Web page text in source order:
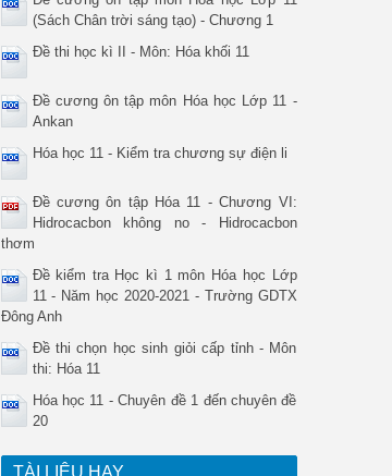
(Sách Chân trời sáng tạo) - Chương 1
Đề thi học kì II - Môn: Hóa khối 11
Đề cương ôn tập môn Hóa học Lớp 11 -
Ankan
Hóa học 11 - Kiểm tra chương sự điện li
Đề cương ôn tập Hóa 11 - Chương VI:
Hidrocacbon không no - Hidrocacbon
thơm
Đề kiểm tra Học kì 1 môn Hóa học Lớp
11 - Năm học 2020-2021 - Trường GDTX
Đông Anh
Đề thi chọn học sinh giỏi cấp tỉnh - Môn
thi: Hóa 11
Hóa học 11 - Chuyên đề 1 đến chuyên đề
20
TÀI LIỆU HAY